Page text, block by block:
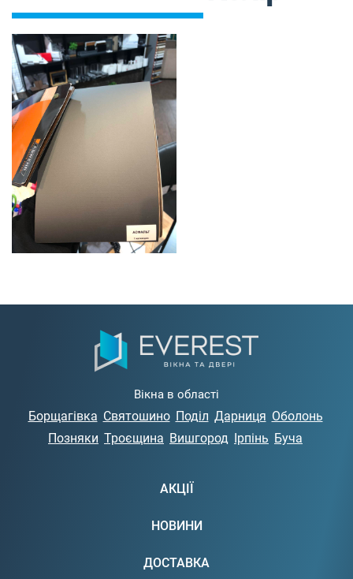
Вікна в області
Борщагівка Святошино Поділ Дарниця Оболонь
Позняки Троєщина Вишгород Ірпінь Буча
АКЦІЇ
НОВИНИ
ДОСТАВКА